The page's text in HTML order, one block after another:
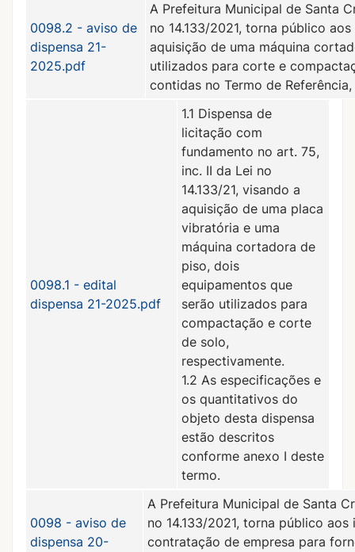
0098.2 - aviso de
dispensa 21-
2025.pdf
A Prefeitura Municipal de Santa
no 14.133/2021, torna público
aquisição de uma máquina
utilizados para corte e
contidas no Termo de
0098.1 - edital
dispensa 21-2025.pdf
1.1 Dispensa de
licitação com
fundamento no art. 75,
inc. II da Lei no
14.133/21, visando a
aquisição de uma placa
vibratória e uma
máquina cortadora de
piso, dois
equipamentos que
serão utilizados para
compactação e corte
de solo,
respectivamente.
1.2 As especificações e
os quantitativos do
objeto desta dispensa
estão descritos
conforme anexo I deste
termo.
0098 - aviso de
dispensa 20-
A Prefeitura Municipal de Santa
no 14.133/2021, torna público
contratação de empresa para